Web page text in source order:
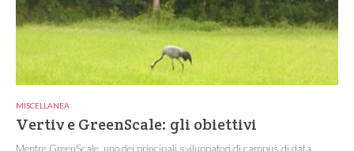
MISCELLANEA
Vertiv e GreenScale: gli obiettivi